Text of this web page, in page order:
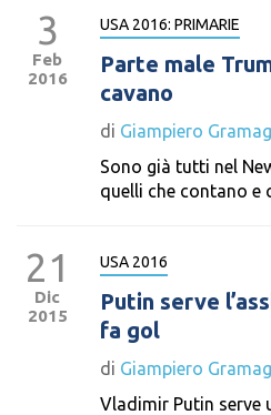
3
Feb
2016
USA 2016: PRIMARIE
Parte male
cavano
di Giampiero
Sono già tutti nel
quelli che contano e
21
Dic
2015
USA 2016
Putin serve
fa gol
di Giampiero
Vladimir Putin serve